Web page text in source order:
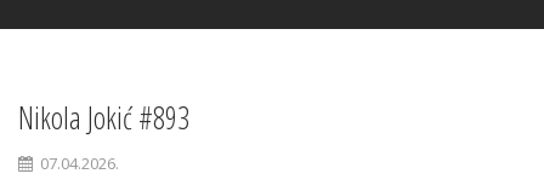
Nikola Jokić #893
07.04.2026.